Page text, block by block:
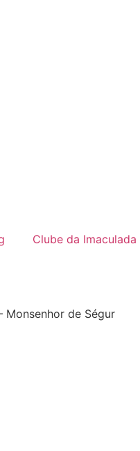
Clube da Imaculada
Monsenhor de Ségur